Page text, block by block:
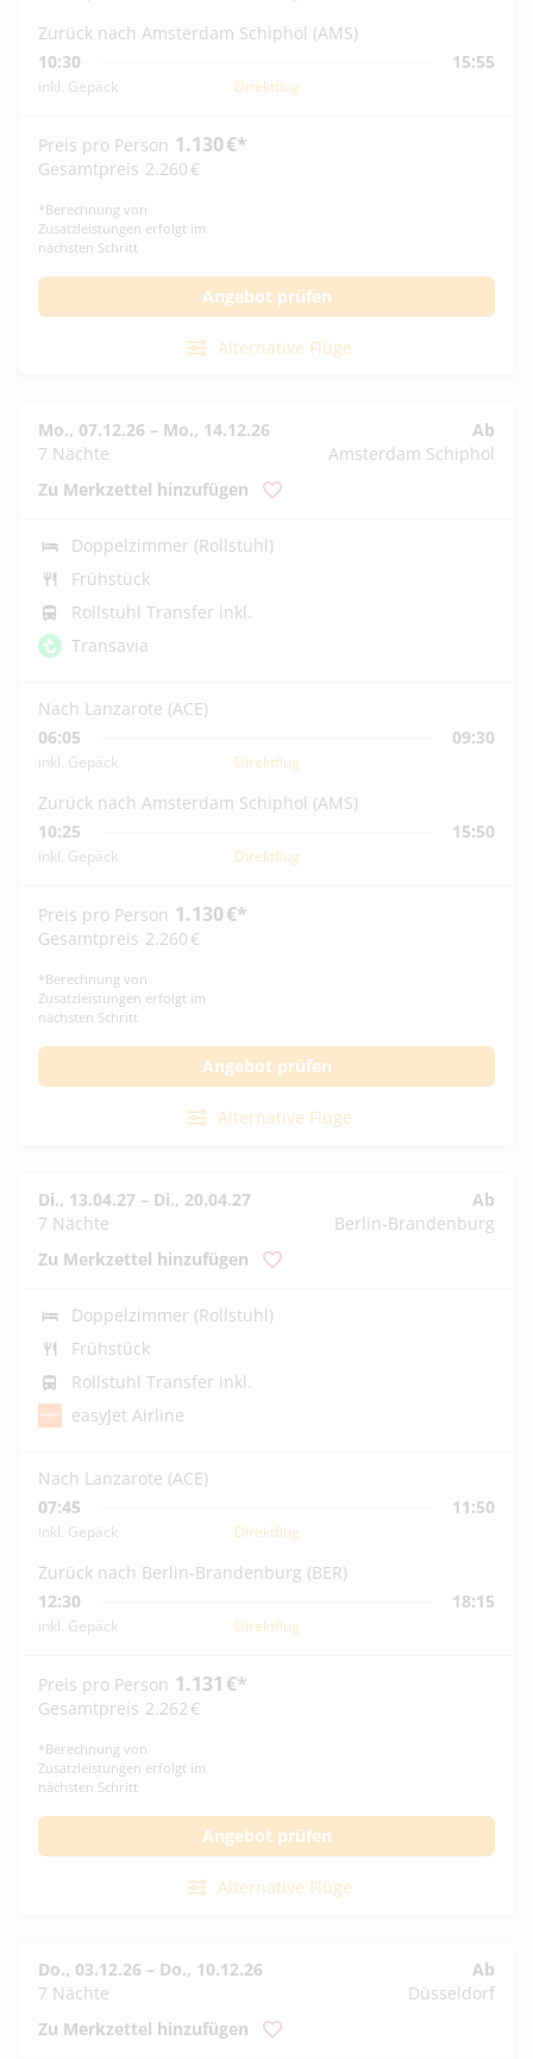
Zurück nach Amsterdam Schiphol (AMS)
10:30
15:55
inkl. Gepäck Direktflug
Preis pro Person 1.130€*
Gesamtpreis 2.260€
*Berechnung von
Zusatzleistungen erfolgt im
nächsten Schritt
Angebot prüfen
Alternative Flüge
Mo., 07.12.26 – Mo., 14.12.26
7 Nächte
Ab
Amsterdam Schiphol
Zu Merkzettel hinzufügen
Doppelzimmer (Rollstuhl)
Frühstück
Rollstuhl Transfer inkl.
Transavia
Nach Lanzarote (ACE)
06:05
09:30
inkl. Gepäck Direktflug
Zurück nach Amsterdam Schiphol (AMS)
10:25
15:50
inkl. Gepäck Direktflug
Preis pro Person 1.130€*
Gesamtpreis 2.260€
*Berechnung von
Zusatzleistungen erfolgt im
nächsten Schritt
Angebot prüfen
Alternative Flüge
Di., 13.04.27 – Di., 20.04.27
7 Nächte
Ab
Berlin-Brandenburg
Zu Merkzettel hinzufügen
Doppelzimmer (Rollstuhl)
Frühstück
Rollstuhl Transfer inkl.
easyJet Airline
Nach Lanzarote (ACE)
07:45
11:50
inkl. Gepäck Direktflug
Zurück nach Berlin-Brandenburg (BER)
12:30
18:15
inkl. Gepäck Direktflug
Preis pro Person 1.131 €*
Gesamtpreis 2.262€
*Berechnung von
Zusatzleistungen erfolgt im
nächsten Schritt
Angebot prüfen
Alternative Flüge
Do., 03.12.26 – Do., 10.12.26
7 Nächte
Ab
Düsseldorf
Zu Merkzettel hinzufügen